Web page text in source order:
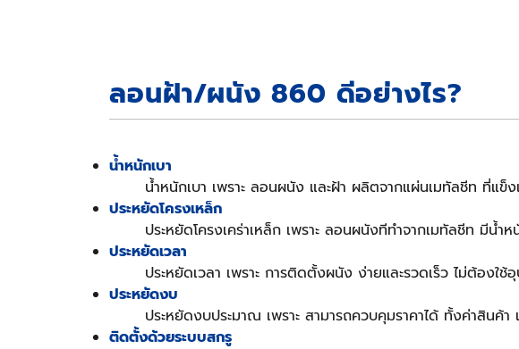
ลอนฝ้า/ผนัง 860 ดีอย่างไร?
น้ำหนักเบา
น้ำหนักเบา เพราะ ลอนผนัง และฝ้า ผลิตจากแผ่นเมทัลชีท ที่แข็
ประหยัดโครงเหล็ก
ประหยัดโครงเคร่าเหล็ก เพราะ ลอนผนังทีทำจากเมทัลชีท มีน้ำห
ประหยัดเวลา
ประหยัดเวลา เพราะ การติดตั้งผนัง ง่ายและรวดเร็ว ไม่ต้องใช้
ประหยัดงบ
ประหยัดงบประมาณ เพราะ สามารถควบคุมราคาได้ ทั้งค่าสินค้า
ติดตั้งด้วยระบบสกรู